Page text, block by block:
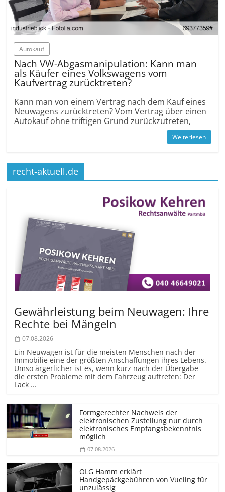
Autokauf
Nach VW-Abgasmanipulation: Kann man
als Käufer eines Volkswagens vom
Kaufvertrag zurücktreten?
Kann man von einem Vertrag nach dem Kauf eines
Neuwagens zurücktreten? Vom Vertrag über einen
Autokauf ohne triftigen Grund zurückzutreten,
Weiterlesen
recht-aktuell.de
Gewährleistung beim Neuwagen: Ihre
Rechte bei Mängeln
07.08.2026
Ein Neuwagen ist für die meisten Menschen nach der
Immobilie eine der größten Anschaffungen ihres Lebens.
Umso ärgerlicher ist es, wenn kurz nach der Übergabe
die ersten Probleme mit dem Fahrzeug auftreten: Der
Lack ...
Formgerechter Nachweis der
elektronischen Zustellung nur durch
elektronisches Empfangsbekenntnis
möglich
07.08.2026
OLG Hamm erklärt
Handgepäckgebühren von Vueling für
unzulässig